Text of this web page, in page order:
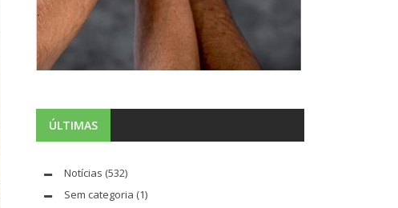
ÚLTIMAS
Notícias (532)
Sem categoria (1)